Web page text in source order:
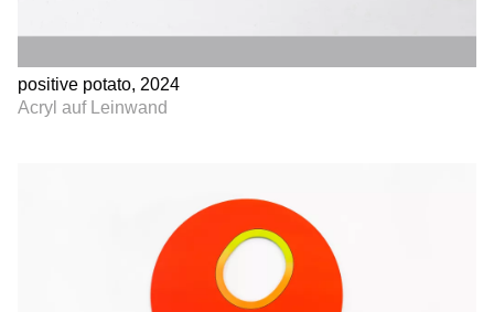
positive potato, 2024
Acryl auf Leinwand